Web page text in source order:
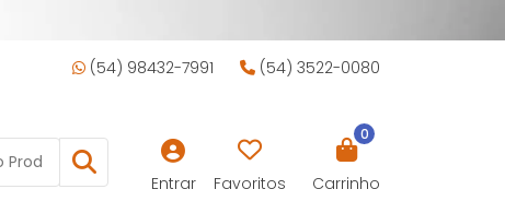
(54) 98432-7991 (54) 3522-0080
Entrar Favoritos
0
Carrinho